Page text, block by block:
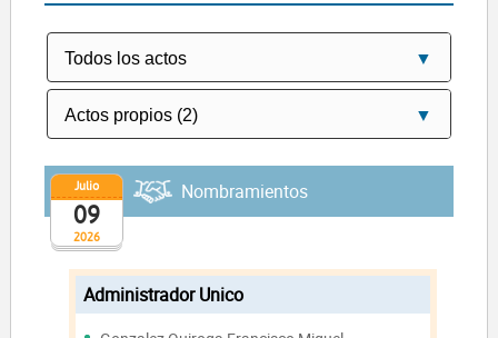
2026
Julio
09
Nombramientos
Administrador Unico